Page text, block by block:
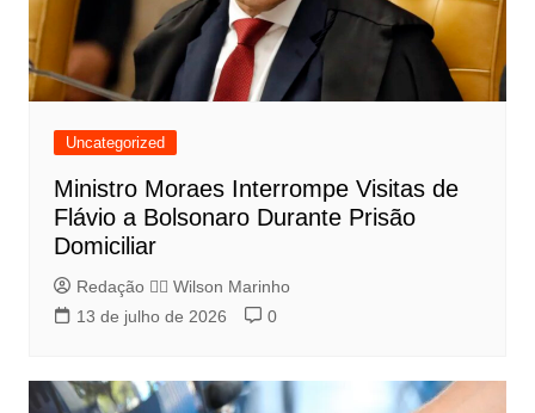
Uncategorized
Ministro Moraes Interrompe Visitas de
Flávio a Bolsonaro Durante Prisão
Domiciliar
Redação 👨‍⚖️​ Wilson Marinho
13 de julho de 2026
0